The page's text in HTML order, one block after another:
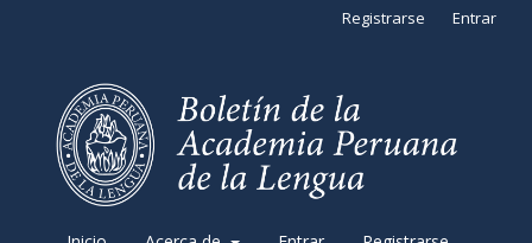
Registrarse Entrar